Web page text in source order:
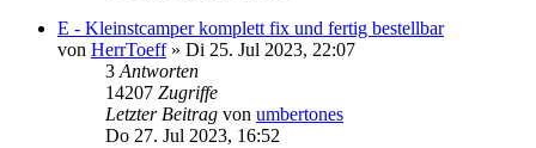
E - Kleinstcamper komplett fix und fertig bestellbar
von HerrToeff» Di 25. Jul 2023, 22:07
3Antworten
14207 Zugriffe
Letzter Beitrag von umbertones
Do 27. Jul 2023, 16:52